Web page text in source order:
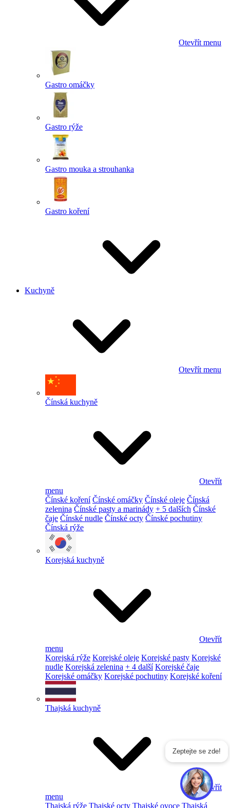
Otevřít menu
Gastro omáčky
Gastro rýže
Gastro mouka a strouhanka
Gastro koření
Kuchyně
Otevřít menu
Čínská kuchyně
Otevřít
menu
Čínské koření Čínské omáčky Čínské oleje Čínská
zelenina Čínské pasty a marinády + 5 dalších Čínské
čaje Čínské nudle Čínské octy Čínské pochutiny
Čínská rýže
Korejská kuchyně
Otevřít
menu
Korejská rýže Korejské oleje Korejské pasty Korejské
nudle Korejská zelenina + 4 další Korejské čaje
Korejské omáčky Korejské pochutiny Korejské koření
Thajská kuchyně
Otevřít
menu
Thajská rýže Thajské octy Thajské ovoce Thajská
Zeptejte se zde!